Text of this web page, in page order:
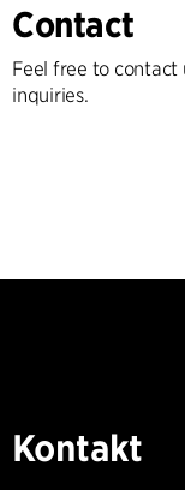
Contact
Feel free to contact
inquiries.
Kontakt